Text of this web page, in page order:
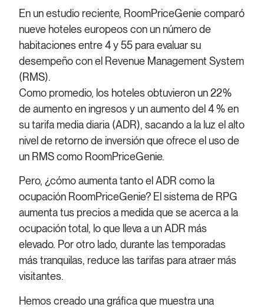
En un estudio reciente, RoomPriceGenie comparó
nueve hoteles europeos con un número de
habitaciones entre 4 y 55 para evaluar su
desempeño con el Revenue Management System
(RMS).
Como promedio, los hoteles obtuvieron un 22%
de aumento en ingresos y un aumento del 4 % en
su tarifa media diaria (ADR), sacando a la luz el alto
nivel de retorno de inversión que ofrece el uso de
un RMS como RoomPriceGenie.
Pero, ¿cómo aumenta tanto el ADR como la
ocupación RoomPriceGenie? El sistema de RPG
aumenta tus precios a medida que se acerca a la
ocupación total, lo que lleva a un ADR más
elevado. Por otro lado, durante las temporadas
más tranquilas, reduce las tarifas para atraer más
visitantes.
Hemos creado una gráfica que muestra una